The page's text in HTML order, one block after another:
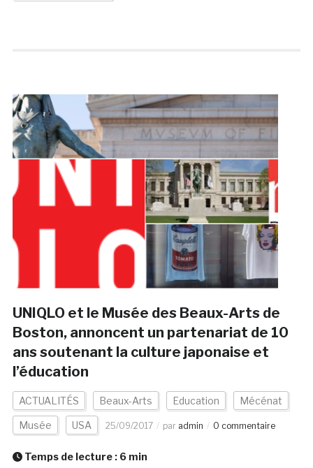
UNIQLO et le Musée des Beaux-Arts de
Boston, annoncent un partenariat de 10
ans soutenant la culture japonaise et
l’éducation
ACTUALITÉS Beaux-Arts Education Mécénat
Musée USA 25/09/2017 par admin 0 commentaire
Temps de lecture : 6 min